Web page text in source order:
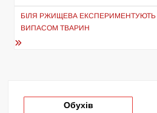
БІЛЯ РЖИЩЕВА ЕКСПЕРИМЕНТУЮТЬ
ВИПАСОМ ТВАРИН
Обухів